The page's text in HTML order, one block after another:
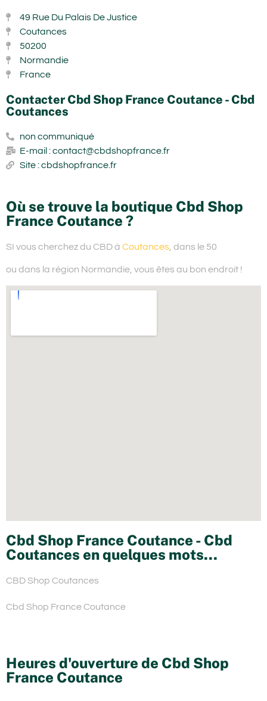
49 Rue Du Palais De Justice
Coutances
50200
Normandie
France
Contacter Cbd Shop France Coutance - Cbd
Coutances
non communiqué
E-mail : contact@cbdshopfrance.fr
Site : cbdshopfrance.fr
Où se trouve la boutique Cbd Shop
France Coutance ?
SI vous cherchez du CBD à Coutances , dans le 50
ou dans la région Normandie, vous êtes au bon endroit !
Cbd Shop France Coutance - Cbd
Coutances en quelques mots...
CBD Shop Coutances
Cbd Shop France Coutance
Heures d'ouverture de Cbd Shop
France Coutance